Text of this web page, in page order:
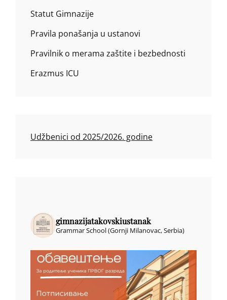
Statut Gimnazije
Pravila ponašanja u ustanovi
Pravilnik o merama zaštite i bezbednosti
Erazmus ICU
Udžbenici od 2025/2026. godine
gimnazijatakovskiustanak
Grammar School (Gornji Milanovac, Serbia)